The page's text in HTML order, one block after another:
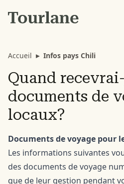
Accueil ▸ Infos pays Chili
Quand
documents de
locaux?
Documents de voyage pour
Les informations suivantes
des documents de voyage
que de leur gestion pendant